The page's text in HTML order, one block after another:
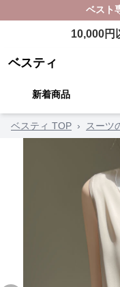
ベスト
10,000円
ベスティ
新着商品
ベスティ TOP › スーツ